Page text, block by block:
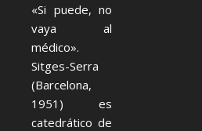
«Si puede, no
vaya al
médico».
Sitges-Serra
(Barcelona,
1951) es
catedrático de